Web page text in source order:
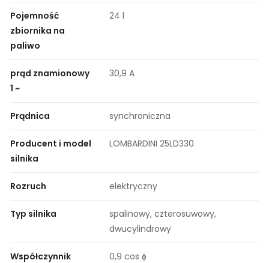
Pojemność
zbiornika na
paliwo
24 l
prąd znamionowy
1 ~
30,9 A
Prądnica synchroniczna
Producent i model
silnika
LOMBARDINI 25LD330
Rozruch elektryczny
Typ silnika
spalinowy, czterosuwowy,
dwucylindrowy
Współczynnik
0,9 cos ϕ